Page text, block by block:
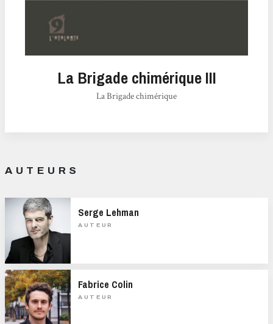
La Brigade chimérique III
La Brigade chimérique
AUTEURS
Serge Lehman
AUTEUR
Fabrice Colin
AUTEUR